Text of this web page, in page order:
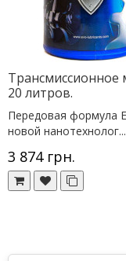
Трансмиссионное
20 литров.
Передовая формула
новой нанотехнолог...
3 874 грн.